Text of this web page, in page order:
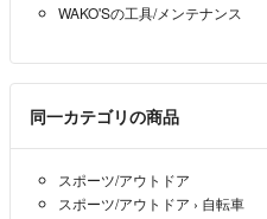
WAKO'Sの工具/メンテナンス
同一カテゴリの商品
スポーツ/アウトドア
スポーツ/アウトドア › 自転車